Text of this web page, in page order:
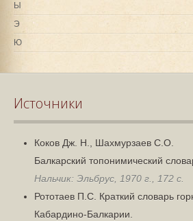
Ы
Э
Ю
Источники
Коков Дж. Н., Шахмурзаев С.О.
Балкарский топонимический
Нальчик: Эльбрус, 1970 г., 172 с.
Рототаев П.С. Краткий словарь
Кабардино-Балкарии.